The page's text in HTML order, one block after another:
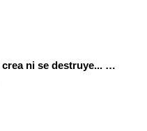
La energía ni se crea ni se destruye... ¡se experimenta! El Tierno en la Feria Madrid es Ciencia 2026